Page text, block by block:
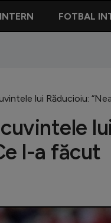
FOTBAL
lui Răducioiu:
l-a făcut